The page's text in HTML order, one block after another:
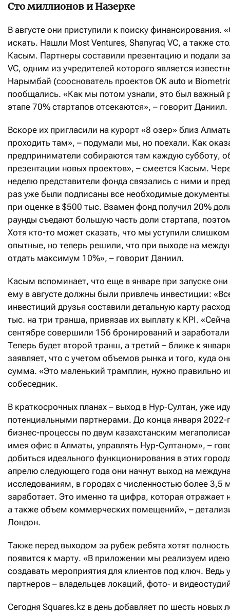
Сто миллионов и Назерке
В августе они приступили к поиску финансирования.
искать. Нашли Most Ventures, Shanyraq VC, а также
Касым. Партнеры составили презентацию и подали
VC, одним из учредителей которого является
Нарымбай (сооснователь проектов OK auto и
пообщались. «Как мы потом узнали, это был важный
этапе 70% стартапов отсекаются», – говорит Даниил.
Вскоре их пригласили на курорт «8 озер» близ
проходить там», – подумали мы, но поехали. Как
предприниматели собираются там каждую субботу,
презентации новых проектов», – смеется Касым.
неделю представители фонда связались с ними и
раз уже были подписаны все необходимые
при оценке в $500 тыс. Взамен фонд получил 20%
раунды съедают большую часть доли стартапа,
Хотя кто-то может сказать, что мы уступили
опытные, но теперь решили, что при выходе на
отдать максимум 10%», – говорит Даниил.
Касым вспоминает, что еще в январе при запуске они
ему в августе должны были привлечь инвестиции:
инвестиций друзья составили детальную карту
тыс. на три транша, привязав их выплату к KPI.
сентябре совершили 156 бронирований и
Теперь будет второй транш, а третий – ближе к
заявляет, что с учетом объемов рынка и того, куда
сумма. «Это маленький трамплин, нужно правильно
собеседник.
В краткосрочных планах – выход в Нур-Султан, уже
потенциальными партнерами. До конца января 2022-
бизнес-процессы по двум казахстанским
имея офис в Алматы, управлять Нур-Султаном», –
добиться идеального функционирования в этих
апрелю следующего года они начнут выход на
исследованиям, в городах с численностью более 3,5
заработает. Это именно та цифра, которая
а также объем коммерческих помещений», –
Лондон.
Также перед выходом за рубеж ребята хотят
появится к марту. «В приложении мы реализуем
создавать мероприятия для клиентов под ключ. Ведь
партнеров – владельцев локаций, фото- и
Сегодня Squares.kz в день добавляет по шесть новых